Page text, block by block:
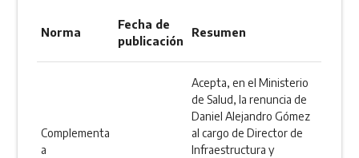
Norma
Fecha de
publicación
Resumen
Complementa
a
Acepta, en el Ministerio
de Salud, la renuncia de
Daniel Alejandro Gómez
al cargo de Director de
Infraestructura y